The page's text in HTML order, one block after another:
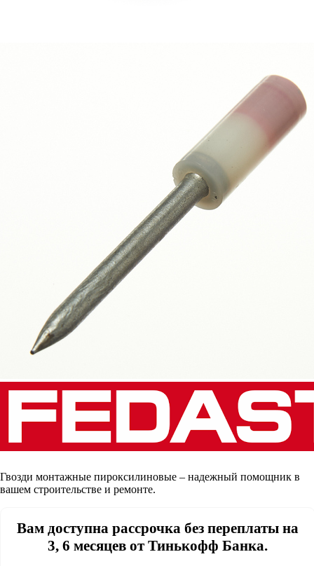
Гвозди монтажные пироксилиновые – надежный помощник в
вашем строительстве и ремонте.
Вам доступна рассрочка без переплаты на
3, 6 месяцев от Тинькофф Банка.